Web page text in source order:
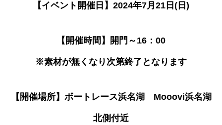
【イベント開催日】2024年7月21日(日)
【開催時間】開門～16：00
※素材が無くなり次第終了となります
【開催場所】ボートレース浜名湖 Mooovi浜名湖
北側付近